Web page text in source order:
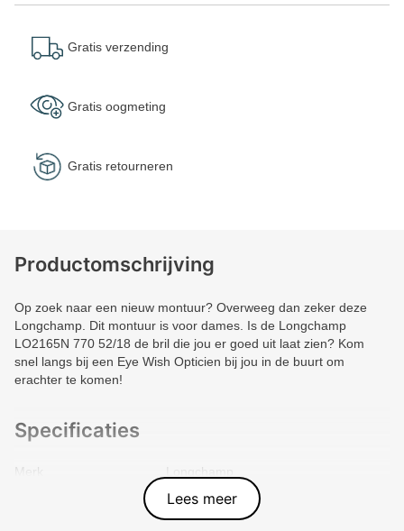
Gratis verzending
Gratis oogmeting
Gratis retourneren
Productomschrijving
Op zoek naar een nieuw montuur? Overweeg dan zeker deze
Longchamp. Dit montuur is voor dames. Is de Longchamp
LO2165N 770 52/18 de bril die jou er goed uit laat zien? Kom
snel langs bij een Eye Wish Opticien bij jou in de buurt om
erachter te komen!
Specificaties
Merk
Longchamp
Goud
Metal
Lees meer